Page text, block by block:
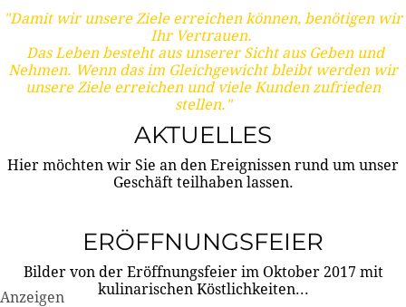
"Damit wir unsere Ziele erreichen können, benötigen wir
Ihr Vertrauen.
Das Leben besteht aus unserer Sicht aus Geben und
Nehmen. Wenn das im Gleichgewicht bleibt werden wir
unsere Ziele erreichen und viele Kunden zufrieden
stellen."
AKTUELLES
Hier möchten wir Sie an den Ereignissen rund um unser
Geschäft teilhaben lassen.
ERÖFFNUNGSFEIER
Bilder von der Eröffnungsfeier im Oktober 2017 mit
kulinarischen Köstlichkeiten...
Anzeigen